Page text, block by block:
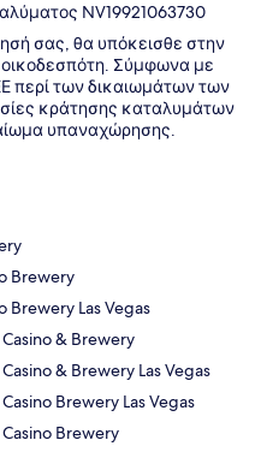
NV19921063730
σας, θα υπόκεισθε στην
Σύμφωνα με
περί των δικαιωμάτων των
κράτησης καταλυμάτων
υπαναχώρησης.
Brewery
Brewery Las Vegas
& Brewery
& Brewery Las Vegas
Brewery Las Vegas
Brewery